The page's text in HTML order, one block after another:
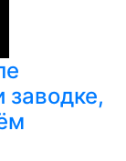
заводке,